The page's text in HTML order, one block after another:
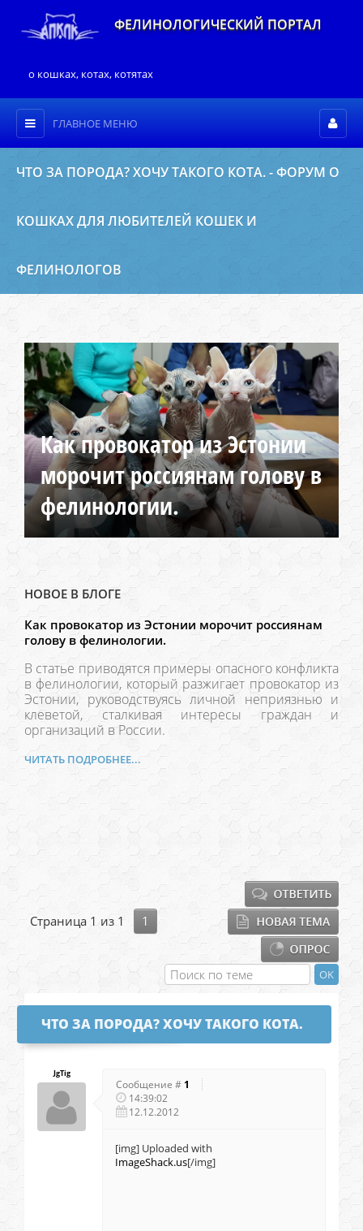
ФЕЛИНОЛОГИЧЕСКИЙ ПОРТАЛ
о кошках, котах, котятах
ГЛАВНОЕ МЕНЮ
ЧТО ЗА ПОРОДА? ХОЧУ ТАКОГО КОТА. - ФОРУМ О
КОШКАХ ДЛЯ ЛЮБИТЕЛЕЙ КОШЕК И
ФЕЛИНОЛОГОВ
Как провокатор из Эстонии
морочит россиянам голову в
фелинологии.
НОВОЕ В БЛОГЕ
Как провокатор из Эстонии морочит россиянам
голову в фелинологии.
В статье приводятся примеры опасного конфликта
в фелинологии, который разжигает провокатор из
Эстонии, руководствуясь личной неприязнью и
клеветой, сталкивая интересы граждан и
организаций в России.
ЧИТАТЬ ПОДРОБНЕЕ...
Страница 1 из 1 1
ЧТО ЗА ПОРОДА? ХОЧУ ТАКОГО КОТА.
JgTig
Сообщение # 1
14:39:02
12.12.2012
[img] Uploaded with
ImageShack.us[/img]